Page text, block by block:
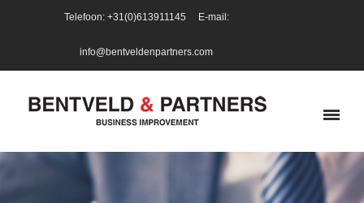
Telefoon: +31(0)613911145 E-mail:
info@bentveldenpartners.com